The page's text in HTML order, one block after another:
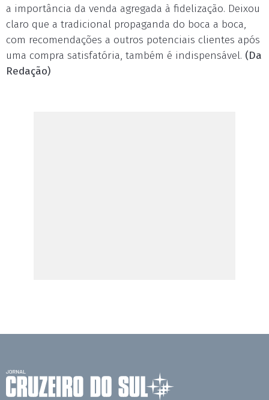
a importância da venda agregada à fidelização. Deixou
claro que a tradicional propaganda do boca a boca,
com recomendações a outros potenciais clientes após
uma compra satisfatória, também é indispensável. (Da
Redação)